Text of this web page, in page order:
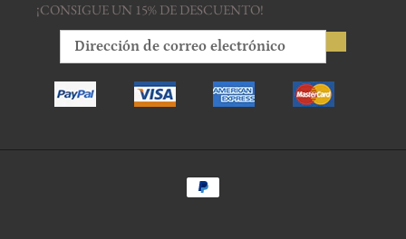
¡CONSIGUE UN 15% DE DESCUENTO!
Métodos
de